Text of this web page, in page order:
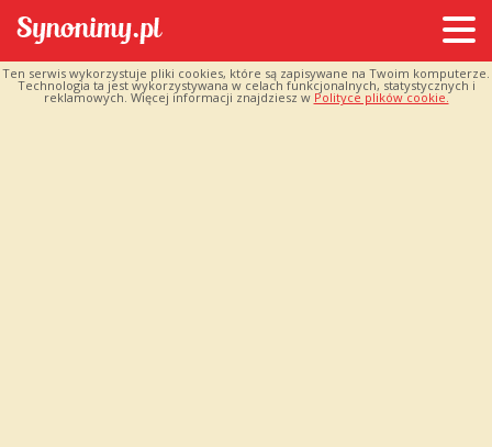
Ten serwis wykorzystuje pliki cookies, które są zapisywane na Twoim komputerze.
Technologia ta jest wykorzystywana w celach funkcjonalnych, statystycznych i
reklamowych. Więcej informacji znajdziesz w Polityce plików cookie.